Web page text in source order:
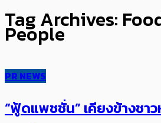
Tag Archives:
People
PR NEWS
“ฟู้ดแพชชั่น” เคียงข้างชา